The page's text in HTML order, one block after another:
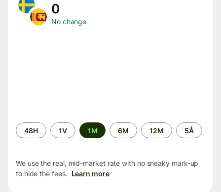
0
No change
Time
period
48H 1V 1M 6M 12M 5Å
We use the real, mid-market rate with no sneaky mark-up
to hide the fees. Learn more